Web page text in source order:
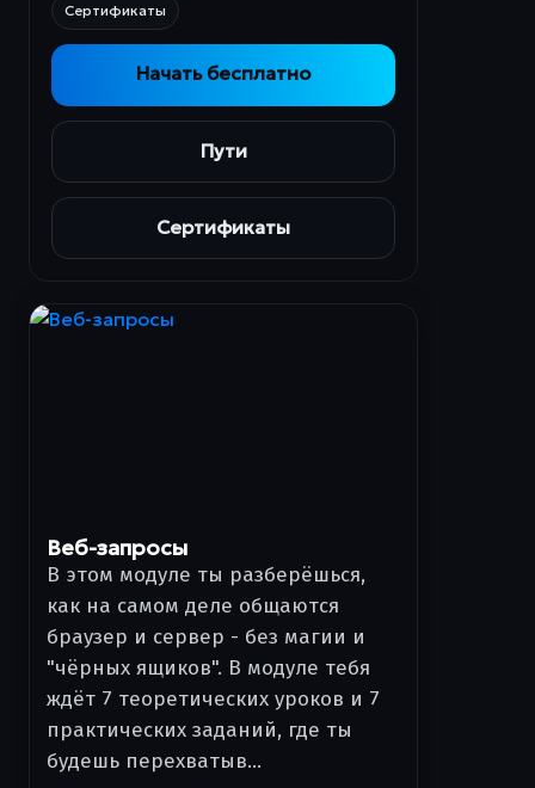
Сертификаты
Начать бесплатно
Пути
Сертификаты
Веб-запросы
В этом модуле ты разберёшься,
как на самом деле общаются
браузер и сервер - без магии и
"чёрных ящиков". В модуле тебя
ждёт 7 теоретических уроков и 7
практических заданий, где ты
будешь перехватыв…